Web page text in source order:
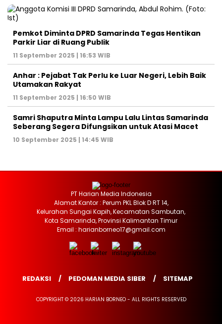
Pemkot Diminta DPRD Samarinda Tegas Hentikan
Parkir Liar di Ruang Publik
11 September 2025 | 16:53 WIB
Anhar : Pejabat Tak Perlu ke Luar Negeri, Lebih Baik
Utamakan Rakyat
11 September 2025 | 16:50 WIB
Samri Shaputra Minta Lampu Lalu Lintas Samarinda
Seberang Segera Difungsikan untuk Atasi Macet
10 September 2025 | 14:45 WIB
PT Harian Media Indonesia
Alamat Kantor : Perum PKL Blok D RT 14,
Kelurahan Sungai Kapih, Kecamatan Sambutan,
Kota Samarinda, Provinsi Kalimantan Timur
Email : harianborneo17@gmail.com
REDAKSI PEDOMAN MEDIA SIBER SITEMAP
COPYRIGHT © 2026 HARIAN BORNEO - ALL RIGHTS RESERVED